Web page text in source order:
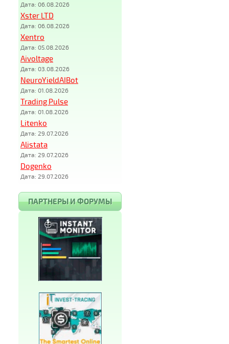
Дата: 06.08.2026
Xster LTD
Дата: 06.08.2026
Xentro
Дата: 05.08.2026
Aivoltage
Дата: 03.08.2026
NeuroYieldAIBot
Дата: 01.08.2026
Trading Pulse
Дата: 01.08.2026
Litenko
Дата: 29.07.2026
Alistata
Дата: 29.07.2026
Dogenko
Дата: 29.07.2026
ПАРТНЕРЫ И ФОРУМЫ